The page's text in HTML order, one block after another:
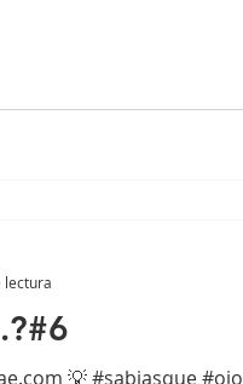
💡 #sabiasque #ojo
lectura